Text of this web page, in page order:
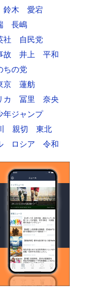
鈴木
愛宕
長嶋
社
自民党
故 井上
平和
ちの党
京
蓮舫
カ 冨里
奈央
年ジャンプ
親切
東北
ロシア 令和